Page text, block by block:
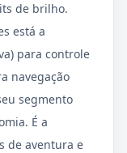
de brilho.
está a
para controle
navegação
segmento
É a
de aventura e